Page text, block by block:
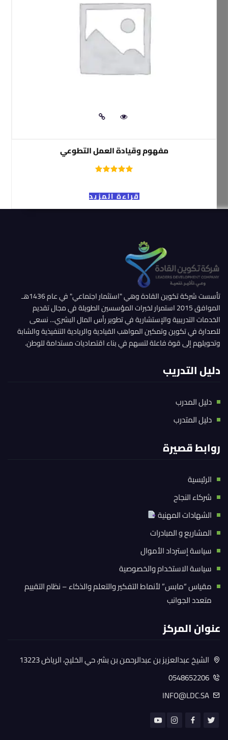
مفهوم وقيادة العمل التطوعي
قراءة المزيد
تأسست شركة تكوين القادة وهي "استثمار اجتماعي" في عام 1436هـ
الموافق 2015 استمرار لخبرات المؤسسين الطويلة في مجال تقديم
الخدمات التدريبية والإستشارية في تطوير رأس المال البشري... نسعى
للصدارة في تكوين وتمكين المواهب القيادية والريادية التنفيذية والشابة
وتحويلهم إلى قوة فاعلة لتسهم في بناء اقتصاديات مستدامة للوطن.
دليل التدريب
دليل المدرب
دليل المتدرب
روابط قصيرة
الرئيسية
شركاء النجاح
الشهادات المهنية
المشاريع و المبادرات
سياسة إسترداد الأموال
سياسة الاستخدام والخصوصية
مقياس “مابس” لأنماط التفكير والتعلم والذكاء – نظام التقييم
متعدد الجوانب
عنوان المركز
الشيخ عبدالعزيز بن عبدالرحمن بن بشر، حي الخليج، الرياض 13223
0548652206
INFO@LDC.SA